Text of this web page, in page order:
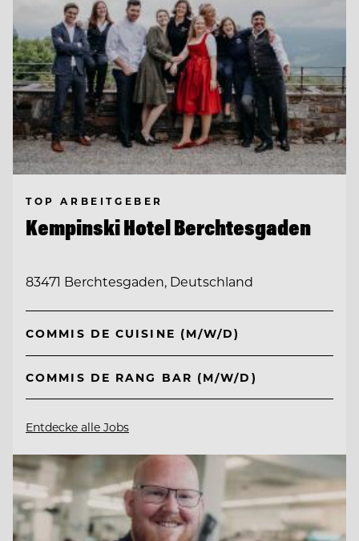
TOP ARBEITGEBER
Kempinski Hotel Berchtesgaden
83471 Berchtesgaden, Deutschland
COMMIS DE CUISINE (M/W/D)
COMMIS DE RANG BAR (M/W/D)
Entdecke alle Jobs